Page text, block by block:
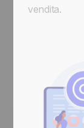
vendita.